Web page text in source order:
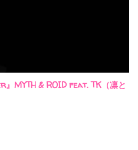
』MYTH & ROID feat. TK（凛と